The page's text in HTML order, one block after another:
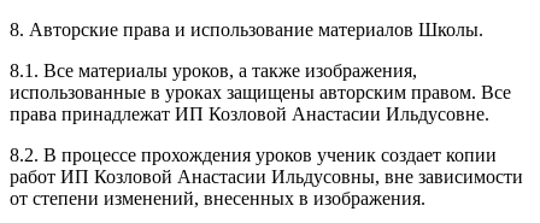
8. Авторские права и использование материалов Школы.
8.1. Все материалы уроков, а также изображения,
использованные в уроках защищены авторским правом. Все
права принадлежат ИП Козловой Анастасии Ильдусовне.
8.2. В процессе прохождения уроков ученик создает копии
работ ИП Козловой Анастасии Ильдусовны, вне зависимости
от степени изменений, внесенных в изображения.